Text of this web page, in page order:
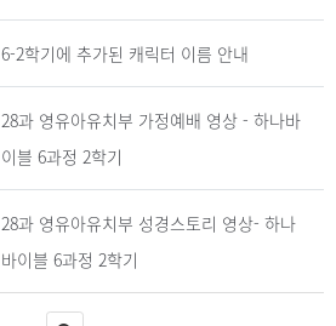
6-2학기에 추가된 캐릭터 이름 안내
28과 영유아유치부 가정예배 영상 - 하나바
이블 6과정 2학기
28과 영유아유치부 성경스토리 영상- 하나
바이블 6과정 2학기